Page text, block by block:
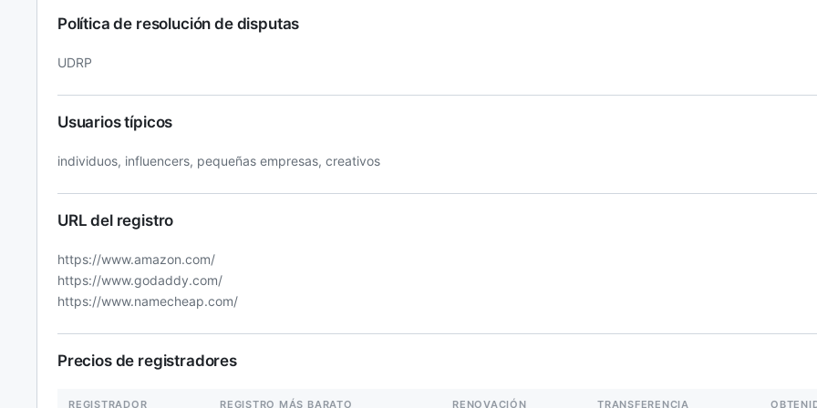
Política de resolución de disputas
UDRP
Usuarios típicos
individuos, influencers, pequeñas empresas, creativos
URL del registro
https://www.amazon.com/
https://www.godaddy.com/
https://www.namecheap.com/
Precios de registradores
REGISTRADOR REGISTRO MÁS BARATO RENOVACIÓN TRANSFERENCIA